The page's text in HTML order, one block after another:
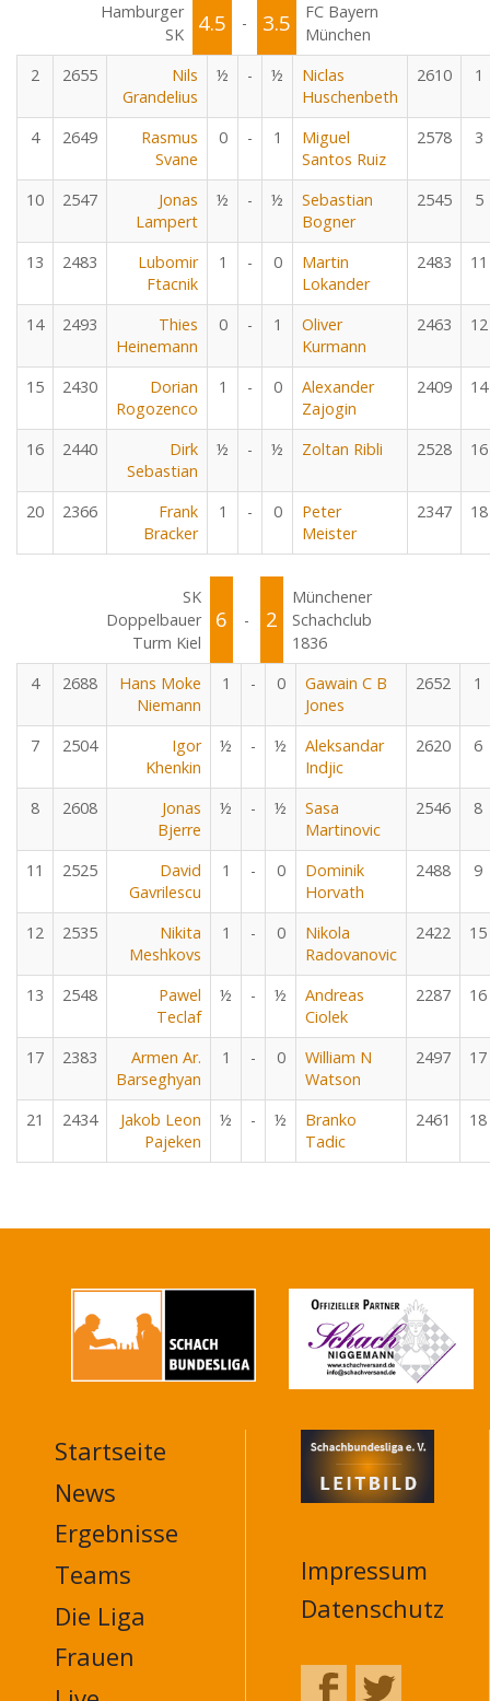
Hamburger
SK
4.5 - 3.5
FC Bayern
München
2
2655
Nils
Grandelius
½ - ½
Niclas
Huschenbeth
2610 1
4 2649
Rasmus
Svane
0 - 1
Miguel
Santos Ruiz
2578 3
10 2547
Jonas
Lampert
½ - ½
Sebastian
Bogner
2545 5
13 2483
Lubomir
Ftacnik
1 - 0
Martin
Lokander
2483 11
14 2493
Thies
Heinemann
0 - 1
Oliver
Kurmann
2463 12
15 2430
Dorian
Rogozenco
1 - 0
Alexander
Zajogin
2409 14
16 2440
Dirk
Sebastian
½ - ½ Zoltan Ribli 2528 16
20 2366
Frank
Bracker
1 - 0
Peter
Meister
2347 18
SK
Doppelbauer
Turm Kiel
6 - 2
Münchener
Schachclub
1836
4
2688
Hans Moke
Niemann
1 - 0
Gawain C B
Jones
2652 1
7 2504
Igor
Khenkin
½ - ½
Aleksandar
Indjic
2620 6
8 2608
Jonas
Bjerre
½ - ½
Sasa
Martinovic
2546 8
11 2525
David
Gavrilescu
1 - 0
Dominik
Horvath
2488 9
12 2535
Nikita
Meshkovs
1 - 0
Nikola
Radovanovic
2422 15
13 2548
Pawel
Teclaf
½ - ½
Andreas
Ciolek
2287 16
17 2383
Armen Ar.
Barseghyan
1 - 0
William N
Watson
2497 17
21 2434
Jakob Leon
Pajeken
½ - ½
Branko
Tadic
2461 18
MAIN
NAVIGATION
FOOTER
Startseite
News
Ergebnisse
Teams
Die Liga
Frauen
Impressum
Datenschutz